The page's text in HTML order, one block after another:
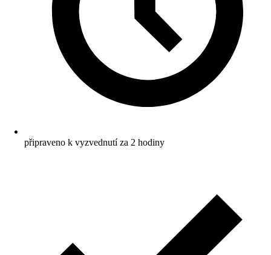
připraveno k vyzvednutí za 2 hodiny